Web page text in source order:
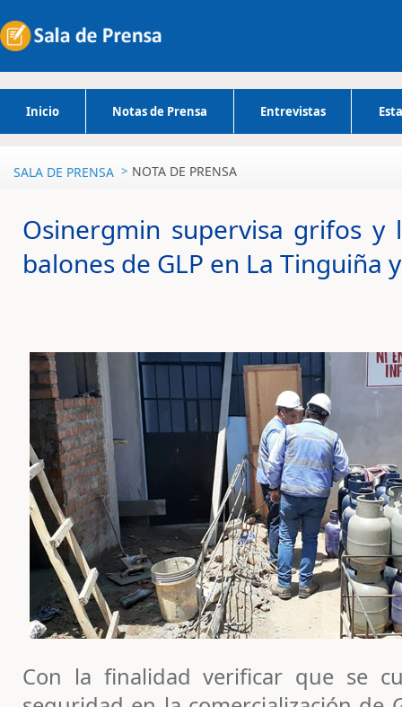
Inicio Notas de Prensa Entrevistas
SALA DE PRENSA NOTA DE PRENSA
Osinergmin supervisa grifos y
balones de GLP en La Tinguiña
Con la finalidad verificar que se